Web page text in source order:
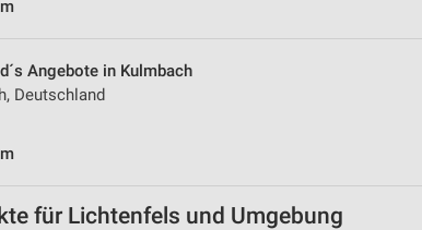
Angebote in Kulmbach
Deutschland
für Lichtenfels und Umgebung
Angebote
Informationen identifizieren